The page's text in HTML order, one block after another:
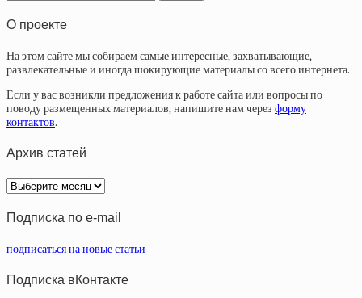
О проекте
На этом сайте мы собираем самые интересные, захватывающие,
развлекательные и иногда шокирующие материалы со всего интернета.
Если у вас возникли предложения к работе сайта или вопросы по
поводу размещенных материалов, напишите нам через форму
контактов.
Архив статей
Архив
статей
Подписка по e-mail
подписаться на новые статьи
Подписка вКонтакте